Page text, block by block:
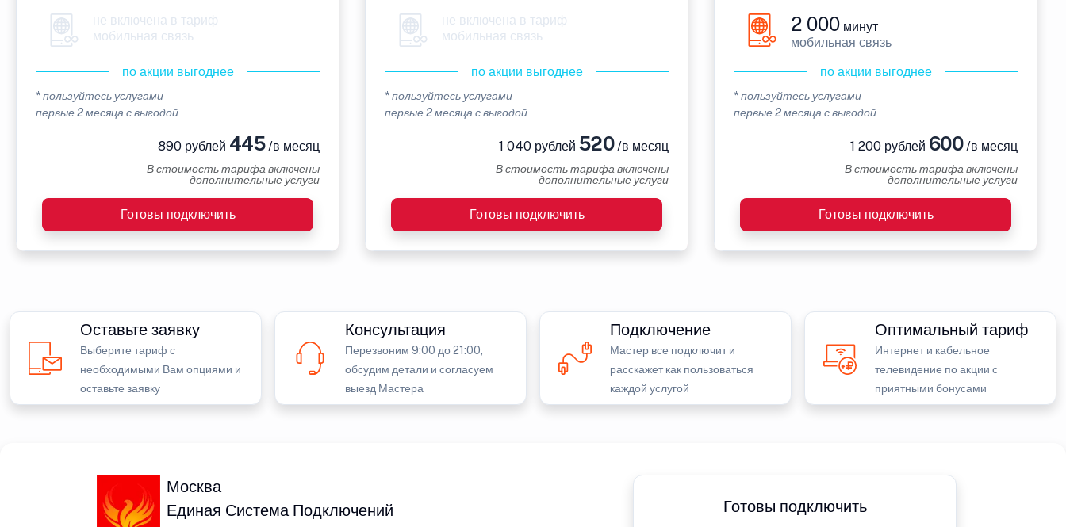
не включена в тариф
мобильная связь
по акции выгоднее
* пользуйтесь услугами
первые 2 месяца с выгодой
890 рублей445/в месяц
В стоимость тарифа включены
дополнительные услуги
Готовы подключить
не включена в тариф
мобильная связь
по акции выгоднее
* пользуйтесь услугами
первые 2 месяца с выгодой
1 040 рублей520/в месяц
В стоимость тарифа включены
дополнительные услуги
Готовы подключить
2 000 минут
мобильная связь
по акции выгоднее
* пользуйтесь услугами
первые 2 месяца с выгодой
1 200 рублей600/в месяц
В стоимость тарифа включены
дополнительные услуги
Готовы подключить
Оставьте заявку
Выберите тариф с
необходимыми Вам опциями и
оставьте заявку
Консультация
Перезвоним 9:00 до 21:00,
обсудим детали и согласуем
выезд Мастера
Подключение
Мастер все подключит и
расскажет как пользоваться
каждой услугой
Оптимальный тариф
Интернет и кабельное
телевидение по акции с
приятными бонусами
Москва
Единая Система Подключений
Готовы подключить